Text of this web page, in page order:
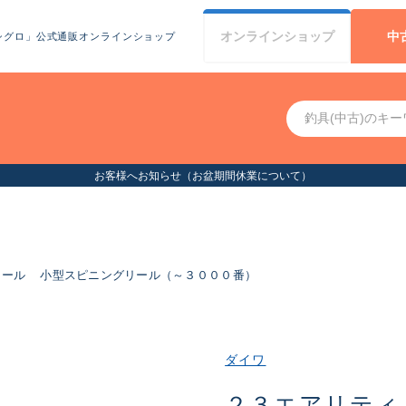
ロ」公式通販オンラインショップ オンラインショップ 中
お客様へお知らせ（お盆期間休業について）
ル 小型スピニングリール（～３０００番）
ダイワ